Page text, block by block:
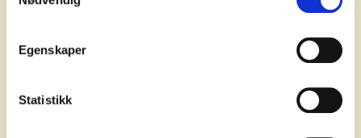
Egenskaper
Statistikk
* Alle felter er obligatoriske